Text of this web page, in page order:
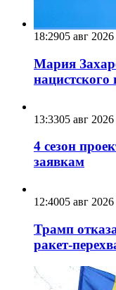
18:2905 авг 2026
Мария
13:3305 авг 2026
4 сезон
заявкам
12:4005 авг 2026
Трамп
ракет-